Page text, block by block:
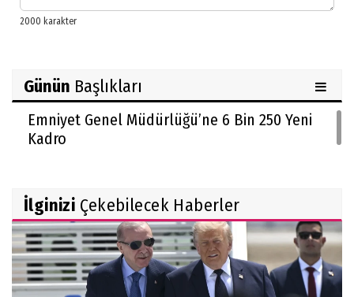
Günün Başlıkları
Emniyet Genel Müdürlüğü’ne 6 Bin 250 Yeni
Kadro
İlginizi Çekebilecek Haberler